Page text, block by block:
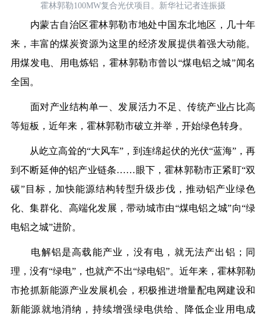
霍林郭勒100MW复合光伏项目。新华社记者连振摄
内蒙古自治区霍林郭勒市地处中国东北地区，几十年
来，丰富的煤炭资源为这里的经济发展提供着强大动能。
用煤发电、用电炼铝，霍林郭勒市曾以“煤电铝之城”闻名
全国。
面对产业结构单一、发展活力不足、传统产业占比高
等短板，近年来，霍林郭勒市破立并举，开始绿色转身。
从屹立高耸的“大风车”，到连绵起伏的光伏“蓝海”，再
到不断延伸的铝产业链条……眼下，霍林郭勒市正紧盯“双
碳”目标，加快能源结构转型升级步伐，推动铝产业绿色
化、集群化、高端化发展，带动城市由“煤电铝之城”向“绿
电铝之城”进阶。
电解铝是高载能产业，没有电，就无法产出铝；同
理，没有“绿电”，也就产不出“绿电铝”。近年来，霍林郭勒
市抢抓新能源产业发展机会，积极推进增量配电网建设和
新能源就地消纳，持续增强绿电供给、降低企业用电成